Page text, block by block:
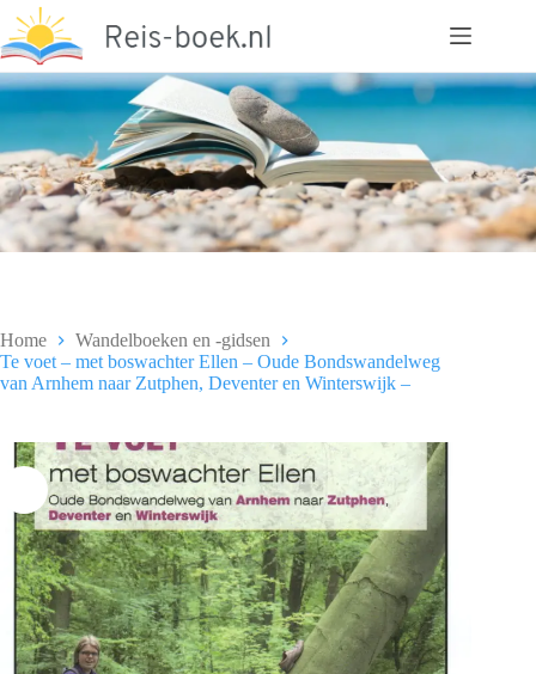
naar
de
inhoud
Home
Wandelboeken en -gidsen
Te voet – met boswachter Ellen – Oude Bondswandelweg
van Arnhem naar Zutphen, Deventer en Winterswijk –